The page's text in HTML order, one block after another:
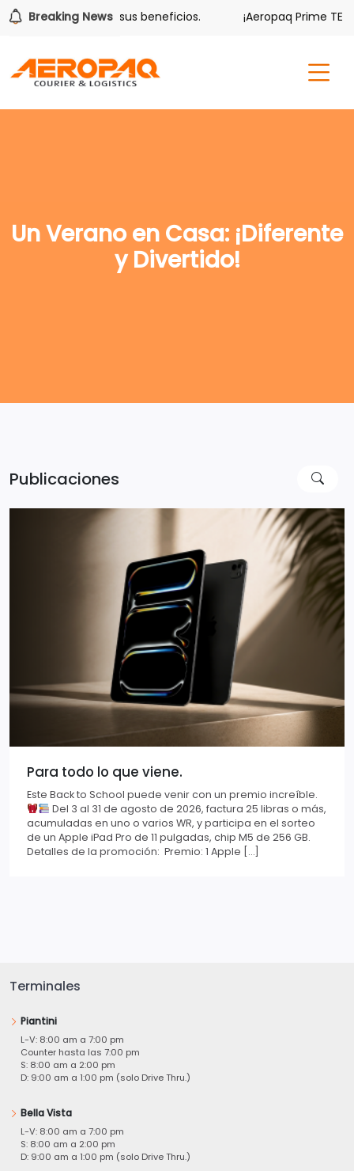
Breaking News
también tiene sus beneficios. ¡Aeropaq Prime TE DA
Un Verano en Casa: ¡Diferente
y Divertido!
Publicaciones
Para todo lo que viene.
Este Back to School puede venir con un premio increíble.
Del 3 al 31 de agosto de 2026, factura 25 libras o más,
acumuladas en uno o varios WR, y participa en el sorteo
de un Apple iPad Pro de 11 pulgadas, chip M5 de 256 GB.
Detalles de la promoción: Premio: 1 Apple […]
Terminales
Piantini
L-V: 8:00 am a 7:00 pm
Counter hasta las 7:00 pm
S: 8:00 am a 2:00 pm
D: 9:00 am a 1:00 pm (solo Drive Thru.)
Bella Vista
L-V: 8:00 am a 7:00 pm
S: 8:00 am a 2:00 pm
D: 9:00 am a 1:00 pm (solo Drive Thru.)